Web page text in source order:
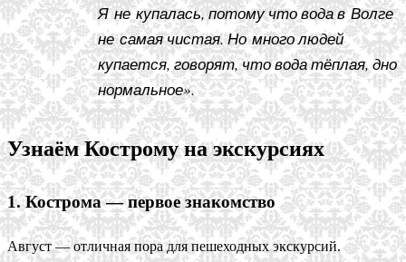
Я не купалась, потому что вода в Волге
не самая чистая. Но много людей
купается, говорят, что вода тёплая, дно
нормальное».
Узнаём Кострому на экскурсиях
1. Кострома — первое знакомство
Август — отличная пора для пешеходных экскурсий.